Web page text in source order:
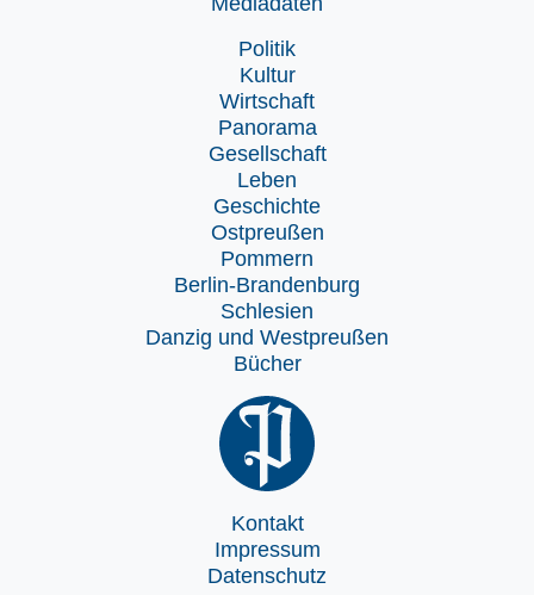
Politik
Kultur
Wirtschaft
Panorama
Gesellschaft
Leben
Geschichte
Ostpreußen
Pommern
Berlin-Brandenburg
Schlesien
Danzig und Westpreußen
Bücher
Kontakt
Impressum
Datenschutz